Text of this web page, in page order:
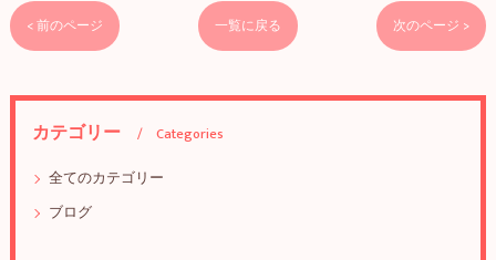
< 前のページ 一覧に戻る 次のページ >
カテゴリー
Categories
全てのカテゴリー
ブログ